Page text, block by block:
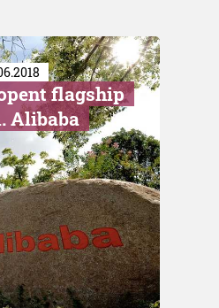
flagship
Alibaba